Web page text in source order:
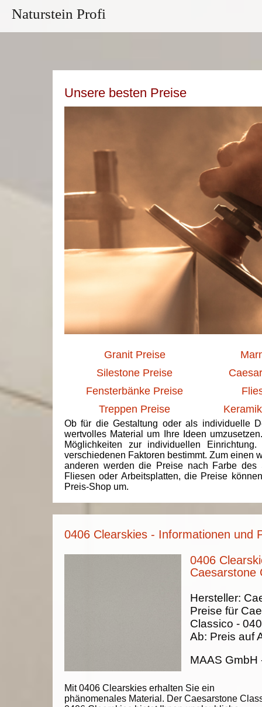
Naturstein Profi
Unsere besten Preise
Granit Preise
Silestone Preise
Fensterbänke Preise
Treppen Preise
Ob für die Gestaltung oder als individuelle
wertvolles Material um Ihre Ideen
Möglichkeiten zur individuellen
verschiedenen Faktoren bestimmt. Zum einen
anderen werden die Preise nach Farbe des
Fliesen oder Arbeitsplatten, die Preise
Preis-Shop um.
0406 Clearskies - Informationen und
0406
Caesarstone
Mit 0406 Clearskies erhalten Sie ein
phänomenales Material. Der Caesarstone
Hersteller:
Preise für
Classico -
Ab: Preis auf
MAAS GmbH